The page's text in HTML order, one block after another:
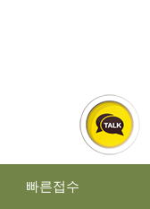
빠른접수